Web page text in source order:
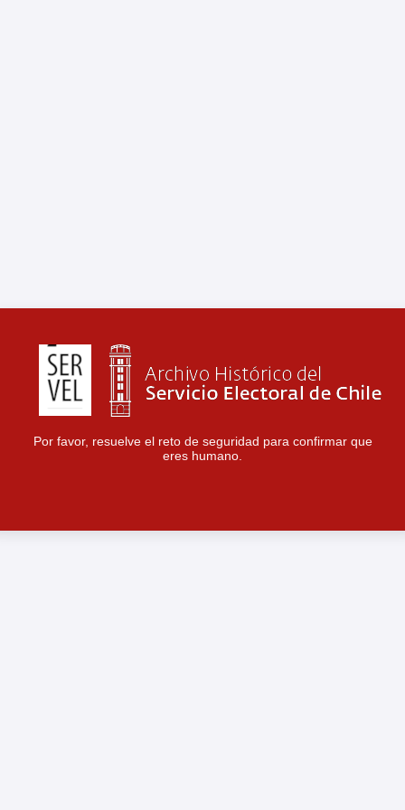
Por favor, resuelve el reto de seguridad para confirmar que
eres humano.